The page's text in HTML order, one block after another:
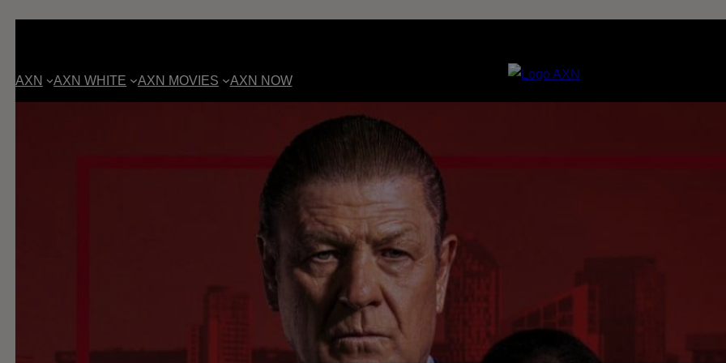
AXN AXN WHITE AXN MOVIES AXN NOW